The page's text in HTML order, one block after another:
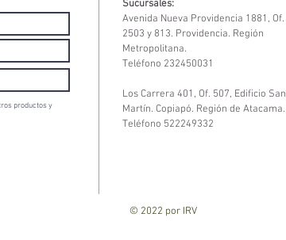
productos y
Sucursales:
Avenida Nueva Providencia 1881, Of.
2503 y 813. Providencia. Región
Metropolitana.
Teléfono 232450031
Los Carrera 401, Of. 507, Edificio San
Martín. Copiapó. Región de Atacama.
Teléfono 522249332
© 2022 por IRV